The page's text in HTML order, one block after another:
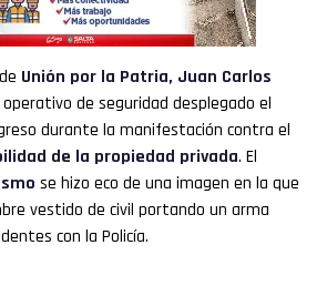
Unión por la Patria, Juan Carlos
de seguridad desplegado el
durante la manifestación contra el
de la propiedad privada. El
se hizo eco de una imagen en la que
vestido de civil portando un arma
con la Policía.